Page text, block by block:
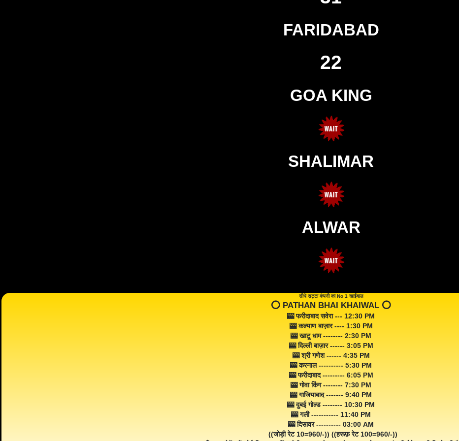
FARIDABAD
22
GOA KING
SHALIMAR
ALWAR
सीधे सट्टा कंपनी का No 1 खाईवाल
⭕️ PATHAN BHAI KHAIWAL ⭕️
🎰 फरीदाबाद सवेरा --- 12:30 PM
🎰 कल्याण बाज़ार ---- 1:30 PM
🎰 खाटू धाम -------- 2:30 PM
🎰 दिल्ली बाज़ार ------ 3:05 PM
🎰 श्री गणेश ------ 4:35 PM
🎰 करनाल ---------- 5:30 PM
🎰 फरीदाबाद --------- 6:05 PM
🎰 गोवा किंग -------- 7:30 PM
🎰 गाजियाबाद ------- 9:40 PM
🎰 दुबई गोल्ड -------- 10:30 PM
🎰 गली ----------- 11:40 PM
🎰 दिसावर ---------- 03:00 AM
((जोड़ी रेट 10=960/-)) ((हरूफ़ रेट 100=960/-))